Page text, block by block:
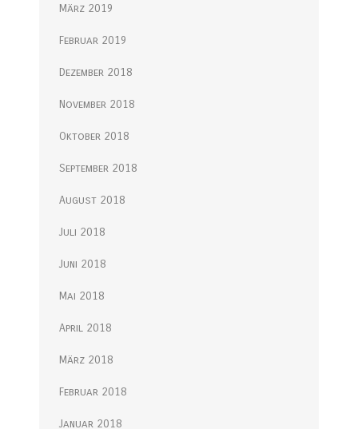
März 2019
Februar 2019
Dezember 2018
November 2018
Oktober 2018
September 2018
August 2018
Juli 2018
Juni 2018
Mai 2018
April 2018
März 2018
Februar 2018
Januar 2018